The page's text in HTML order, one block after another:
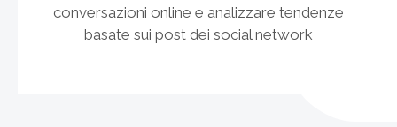
conversazioni online e analizzare tendenze
basate sui post dei social network